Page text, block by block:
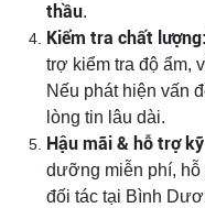
thầu.
Kiểm tra chất lượng
trợ kiểm tra độ ẩm,
Nếu phát hiện vấn
lòng tin lâu dài.
Hậu mãi & hỗ trợ
dưỡng miễn phí, hỗ
đối tác tại Bình